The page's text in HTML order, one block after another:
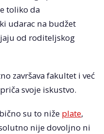
toliko da
udarac na budžet
od roditeljskog
završava fakultet i već
svoje iskustvo.
su to niže plate,
nije dovoljno ni